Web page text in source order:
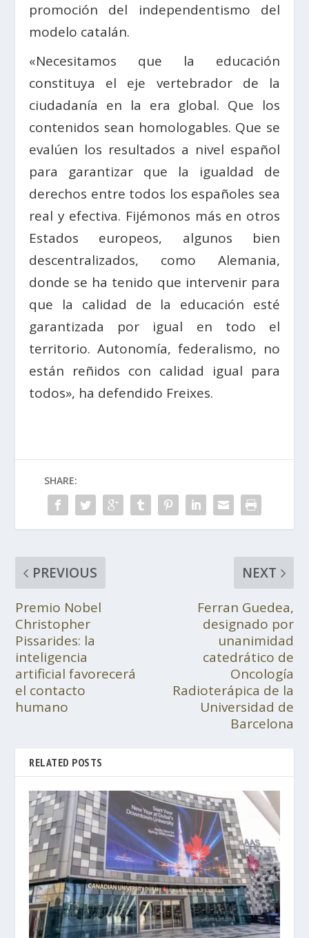
promoción del independentismo del
modelo catalán.
«Necesitamos que la educación
constituya el eje vertebrador de la
ciudadanía en la era global. Que los
contenidos sean homologables. Que se
evalúen los resultados a nivel español
para garantizar que la igualdad de
derechos entre todos los españoles sea
real y efectiva. Fijémonos más en otros
Estados europeos, algunos bien
descentralizados, como Alemania,
donde se ha tenido que intervenir para
que la calidad de la educación esté
garantizada por igual en todo el
territorio. Autonomía, federalismo, no
están reñidos con calidad igual para
todos», ha defendido Freixes.
SHARE:
PREVIOUS
Premio Nobel
Christopher
Pissarides: la
inteligencia
artificial favorecerá
el contacto
humano
NEXT
Ferran Guedea,
designado por
unanimidad
catedrático de
Oncología
Radioterápica de la
Universidad de
Barcelona
RELATED POSTS